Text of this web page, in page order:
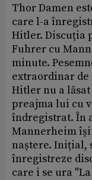
Thor Damen
care l-a
Hitler. Discuția
Fuhrer cu
minute.
extraordinar
Hitler nu a
preajma lui cu
îndregistrat. În
Mannerheim își
naștere. Inițial,
înregistreze
care i se ura